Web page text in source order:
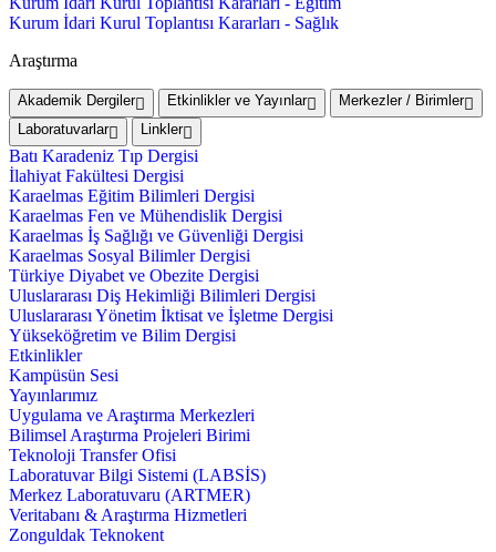
Kurum İdari Kurul Toplantısı Kararları - Sağlık
Araştırma
Akademik Dergiler Etkinlikler ve Yayınlar
Merkezler / Birimler
Laboratuvarlar
Linkler
Batı Karadeniz Tıp Dergisi
İlahiyat Fakültesi Dergisi
Karaelmas Eğitim Bilimleri Dergisi
Karaelmas Fen ve Mühendislik Dergisi
Karaelmas İş Sağlığı ve Güvenliği Dergisi
Karaelmas Sosyal Bilimler Dergisi
Türkiye Diyabet ve Obezite Dergisi
Uluslararası Diş Hekimliği Bilimleri Dergisi
Uluslararası Yönetim İktisat ve İşletme Dergisi
Yükseköğretim ve Bilim Dergisi
Etkinlikler
Kampüsün Sesi
Yayınlarımız
Uygulama ve Araştırma Merkezleri
Bilimsel Araştırma Projeleri Birimi
Teknoloji Transfer Ofisi
Laboratuvar Bilgi Sistemi (LABSİS)
Merkez Laboratuvaru (ARTMER)
Veritabanı & Araştırma Hizmetleri
Zonguldak Teknokent